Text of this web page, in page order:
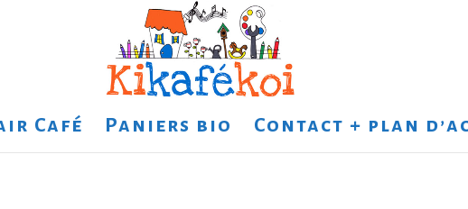
Café Paniers bio Contact + plan